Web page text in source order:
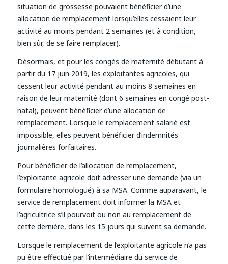
situation de grossesse pouvaient bénéficier d’une
allocation de remplacement lorsqu’elles cessaient leur
activité au moins pendant 2 semaines (et à condition,
bien sûr, de se faire remplacer).
Désormais, et pour les congés de maternité débutant à
partir du 17 juin 2019, les exploitantes agricoles, qui
cessent leur activité pendant au moins 8 semaines en
raison de leur maternité (dont 6 semaines en congé post-
natal), peuvent bénéficier d’une allocation de
remplacement. Lorsque le remplacement salarié est
impossible, elles peuvent bénéficier d’indemnités
journalières forfaitaires.
Pour bénéficier de l’allocation de remplacement,
l’exploitante agricole doit adresser une demande (via un
formulaire homologué) à sa MSA. Comme auparavant, le
service de remplacement doit informer la MSA et
l’agricultrice s’il pourvoit ou non au remplacement de
cette dernière, dans les 15 jours qui suivent sa demande.
Lorsque le remplacement de l’exploitante agricole n’a pas
pu être effectué par l’intermédiaire du service de